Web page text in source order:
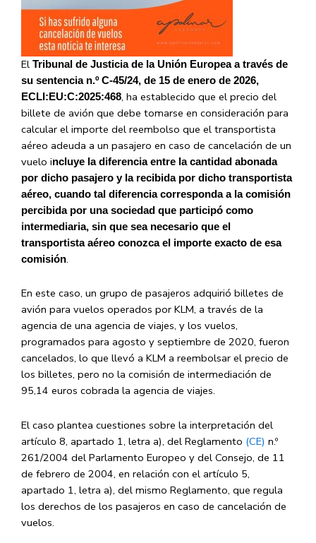
El Tribunal de Justicia de la Unión Europea a través de
su sentencia n.º C-45/24, de 15 de enero de 2026,
ECLI:EU:C:2025:468, ha establecido que el precio del
billete de avión que debe tomarse en consideración para
calcular el importe del reembolso que el transportista
aéreo adeuda a un pasajero en caso de cancelación de un
vuelo incluye la diferencia entre la cantidad abonada
por dicho pasajero y la recibida por dicho transportista
aéreo, cuando tal diferencia corresponda a la comisión
percibida por una sociedad que participó como
intermediaria, sin que sea necesario que el
transportista aéreo conozca el importe exacto de esa
comisión.
En este caso, un grupo de pasajeros adquirió billetes de
avión para vuelos operados por KLM, a través de la
agencia de una agencia de viajes, y los vuelos,
programados para agosto y septiembre de 2020, fueron
cancelados, lo que llevó a KLM a reembolsar el precio de
los billetes, pero no la comisión de intermediación de
95,14 euros cobrada la agencia de viajes.
El caso plantea cuestiones sobre la interpretación del
artículo 8, apartado 1, letra a), del Reglamento (CE) n.º
261/2004 del Parlamento Europeo y del Consejo, de 11
de febrero de 2004, en relación con el artículo 5,
apartado 1, letra a), del mismo Reglamento, que regula
los derechos de los pasajeros en caso de cancelación de
vuelos.